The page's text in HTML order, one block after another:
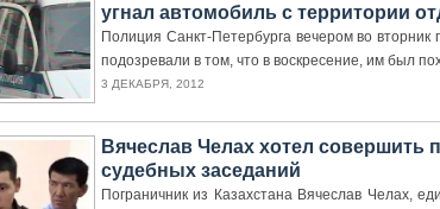
угнал автомобиль с территории
Полиция Санкт-Петербурга вечером во
подозревали в том, что в воскресение, им был
3 ДЕКАБРЯ, 2012
Вячеслав Челах хотел совершить
судебных заседаний
Пограничник из Казахстана Вячеслав Челах,